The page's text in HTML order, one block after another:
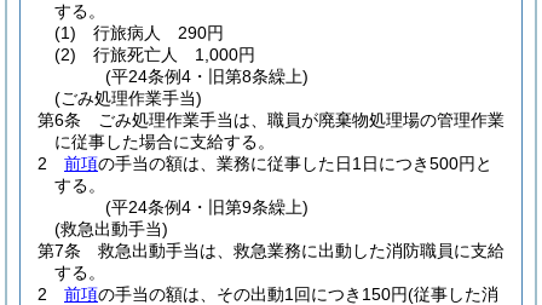
する。
(1)
行旅病人 290円
(2)
行旅死亡人 1,000円
(平24条例4・旧第8条繰上)
(ごみ処理作業手当)
第6条
ごみ処理作業手当は、職員が廃棄物処理場の管理作業
に従事した場合に支給する。
2
前項の手当の額は、業務に従事した日1日につき500円と
する。
(平24条例4・旧第9条繰上)
(救急出動手当)
第7条
救急出動手当は、救急業務に出動した消防職員に支給
する。
2
前項の手当の額は、その出動1回につき150円(従事した消